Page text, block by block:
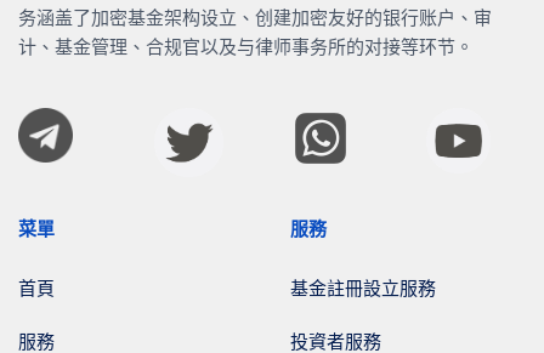
务涵盖了加密基金架构设立、创建加密友好的银行账户、审
计、基金管理、合规官以及与律师事务所的对接等环节。
菜單
首頁
服務
服務
基金註冊設立服務
投資者服務